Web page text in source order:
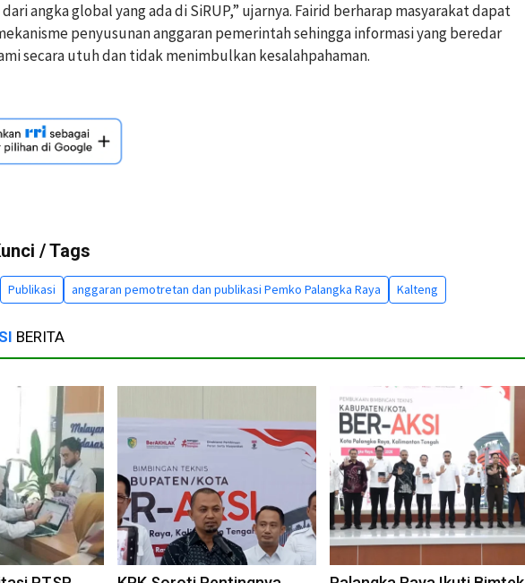
angka global yang ada di SiRUP,” ujarnya. Fairid berharap masyarakat dapat
penyusunan anggaran pemerintah sehingga informasi yang beredar
secara utuh dan tidak menimbulkan kesalahpahaman.
/ Tags
Publikasi anggaran pemotretan dan publikasi Pemko Palangka Raya Kalteng
BERITA